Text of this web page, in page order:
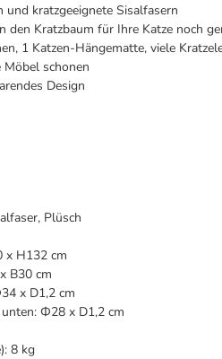
und kratzgeeignete Sisalfasern
den Kratzbaum für Ihre Katze noch
1 Katzen-Hängematte, viele
Möbel schonen
Design
Plüsch
x H132 cm
B30 cm
x D1,2 cm
Ф28 x D1,2 cm
8 kg